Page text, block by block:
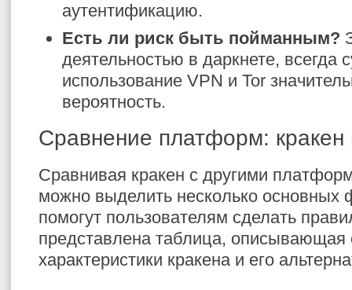
аутентификацию.
Есть ли риск быть пойманным?
деятельностью в даркнете, всегда
использование VPN и Tor
вероятность.
Сравнение платформ: кракен
Сравнивая кракен с другими
можно выделить несколько основных
помогут пользователям сделать
представлена таблица, описывающая
характеристики кракена и его